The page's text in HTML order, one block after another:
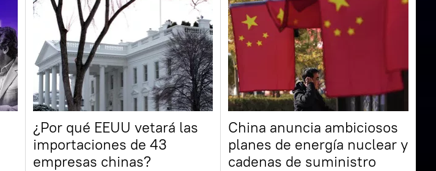
¿Por qué EEUU vetará las
importaciones de 43
empresas chinas?
China anuncia ambiciosos
planes de energía nuclear y
cadenas de suministro